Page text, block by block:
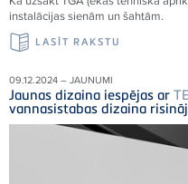
instalācijas sienām un šahtām.
LASĪT RAKSTU
09.12.2024 – JAUNUMI
Jaunas dizaina iespējas ar
vannasistabas dizaina